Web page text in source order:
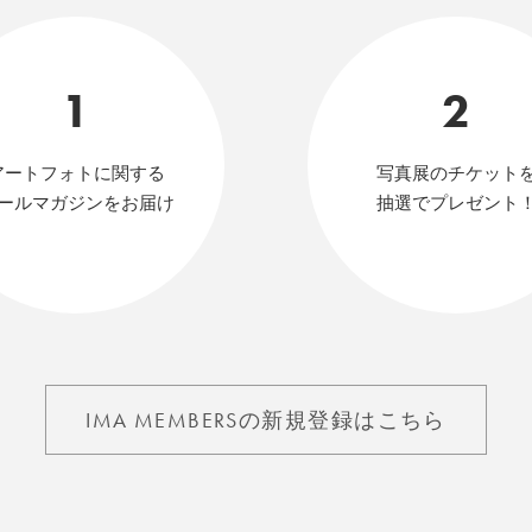
1
ートフォトに関する
ルマガジンをお届け
2
写真展のチケット
抽選でプレゼント
IMA MEMBERSの新規登録はこちら